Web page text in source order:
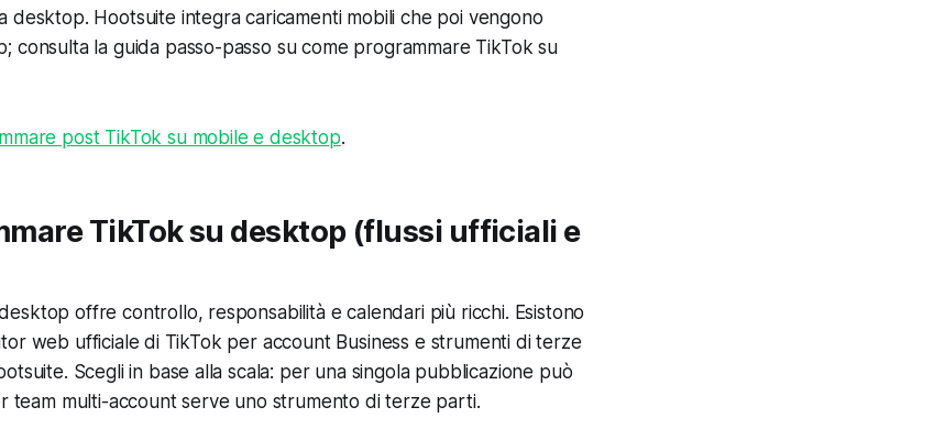
desktop. Hootsuite integra caricamenti mobili che poi vengono
consulta la guida passo-passo su come programmare TikTok su
post TikTok su mobile e desktop.
TikTok su desktop (flussi ufficiali e
offre controllo, responsabilità e calendari più ricchi. Esistono
web ufficiale di TikTok per account Business e strumenti di terze
Scegli in base alla scala: per una singola pubblicazione può
team multi-account serve uno strumento di terze parti.